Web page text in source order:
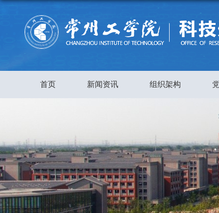
首页 新闻资讯 组织架构